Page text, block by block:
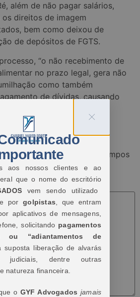
além de não pagar salários,
direitos de imagem
bem como deixou de
de depósitos de FGTS.
“o não recebimento de
no prazo legal, gera não
como também
de dívidas, causando
não será publicado.
Campos
com*
aos nossos clientes e ao
que o nome do escritório
vem sendo utilizado
por golpistas, que entram
aplicativos de mensagens,
solicitando pagamentos
ou “adiantamentos de
suposta liberação de alvarás
judiciais, dentre outras
natureza financeira.
o GYF Advogadosjamais